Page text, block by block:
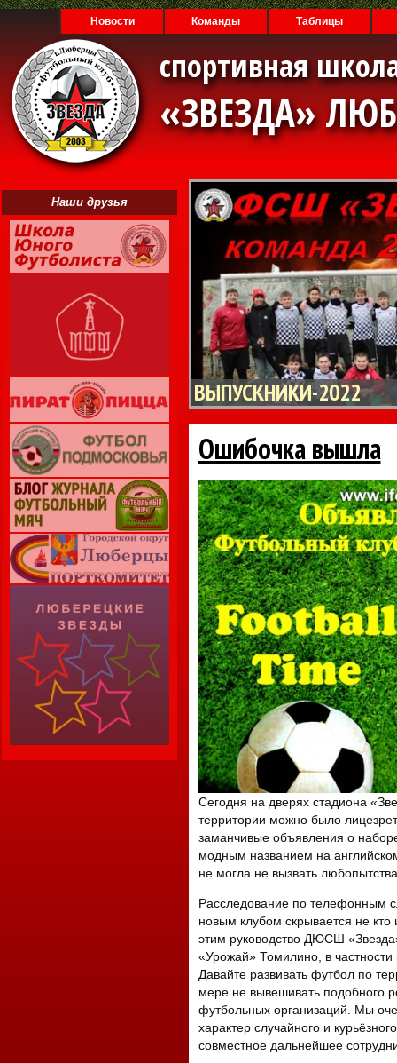
Новости Команды Таблицы
спортивная
«ЗВЕЗДА»
Наши друзья
ВЫПУСКНИКИ-2022
Ошибочка вышла
Сегодня на дверях стадиона
территории можно было
заманчивые объявления о
модным названием на
не могла не вызвать
Расследование по телефонным
новым клубом скрывается не
этим руководство ДЮСШ
«Урожай» Томилино, в
Давайте развивать футбол по
мере не вывешивать подобного
футбольных организаций. Мы
характер случайного и
совместное дальнейшее